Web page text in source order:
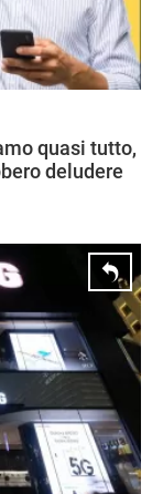
quasi tutto,
deludere